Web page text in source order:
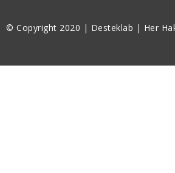
© Copyright 2020 | Desteklab | Her